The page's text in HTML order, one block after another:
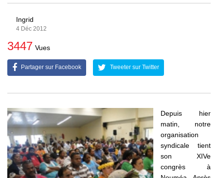
Ingrid
4 Déc 2012
3447 Vues
Partager sur Facebook Tweeter sur Twitter
Depuis hier
matin, notre
organisation
syndicale tient
son XIVe
congrès à